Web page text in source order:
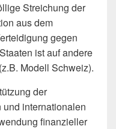
Streichung der
aus dem
gegen
ist auf andere
Modell Schweiz).
der
internationalen
finanzieller